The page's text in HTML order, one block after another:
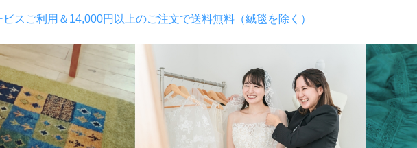
スご利用＆14,000円以上のご注文で送料無料（絨毯を除く）